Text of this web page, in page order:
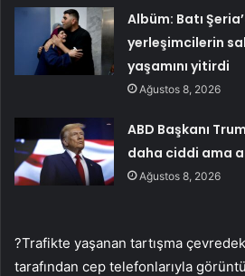
Albüm: Batı
yerleşimcilerin
yaşamını yitirdi
Ağustos 8, 2026
ABD Başkanı
daha ciddi ama
Ağustos 8, 2026
?Trafikte yaşanan tartışma
tarafından cep telefonlarıyla